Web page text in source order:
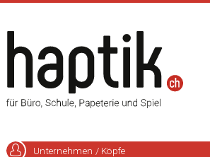
Unternehmen / Köpfe